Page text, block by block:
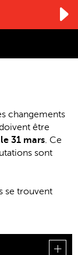
changements
être
31 mars. Ce
sont
se trouvent